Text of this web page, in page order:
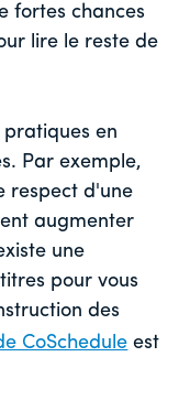
fortes chances
lire le reste de
pratiques en
Par exemple,
respect d'une
augmenter
une
pour vous
des
CoSchedule est